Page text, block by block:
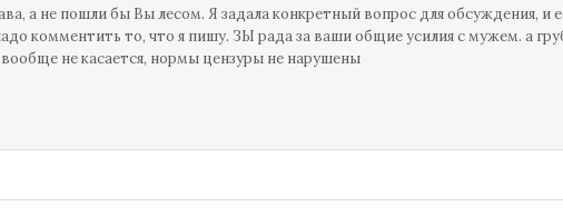
а не пошли бы Вы лесом. Я задала конкретный вопрос для обсуждения,
комментить то, что я пишу. ЗЫ рада за ваши общие усилия с мужем. а
не касается, нормы цензуры не нарушены